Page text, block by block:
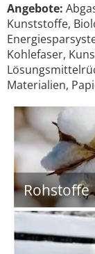
Angebote:
Kunststoffe,
Kohlefaser,
Materialien,
Rohstoffe